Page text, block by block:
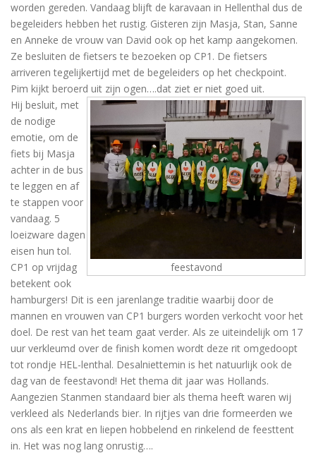
worden gereden. Vandaag blijft de karavaan in Hellenthal dus de
begeleiders hebben het rustig. Gisteren zijn Masja, Stan, Sanne
en Anneke de vrouw van David ook op het kamp aangekomen.
Ze besluiten de fietsers te bezoeken op CP1. De fietsers
arriveren tegelijkertijd met de begeleiders op het checkpoint.
Pim kijkt beroerd uit zijn ogen….dat ziet er niet goed uit.
feestavond
Hij besluit, met
de nodige
emotie, om de
fiets bij Masja
achter in de bus
te leggen en af
te stappen voor
vandaag. 5
loeizware dagen
eisen hun tol.
CP1 op vrijdag
betekent ook
hamburgers! Dit is een jarenlange traditie waarbij door de
mannen en vrouwen van CP1 burgers worden verkocht voor het
doel. De rest van het team gaat verder. Als ze uiteindelijk om 17
uur verkleumd over de finish komen wordt deze rit omgedoopt
tot rondje HEL-lenthal. Desalniettemin is het natuurlijk ook de
dag van de feestavond! Het thema dit jaar was Hollands.
Aangezien Stanmen standaard bier als thema heeft waren wij
verkleed als Nederlands bier. In rijtjes van drie formeerden we
ons als een krat en liepen hobbelend en rinkelend de feesttent
in. Het was nog lang onrustig….